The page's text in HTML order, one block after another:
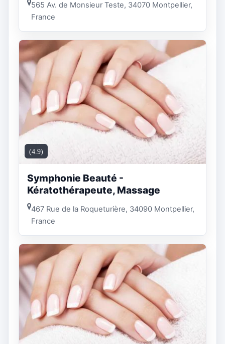
565 Av. de Monsieur Teste, 34070 Montpellier,
France
(4.9)
Symphonie Beauté -
Kératothérapeute, Massage
467 Rue de la Roqueturière, 34090 Montpellier,
France